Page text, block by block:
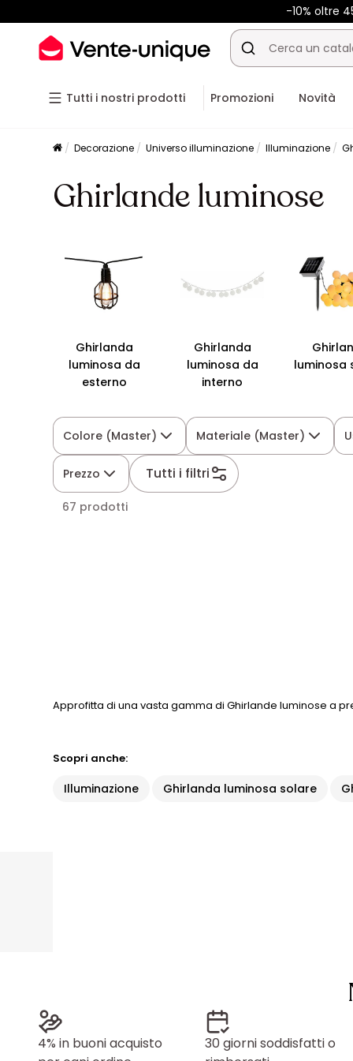
-10% oltre
Tutti i nostri prodotti Promozioni Novità
Decorazione Universo illuminazione Illuminazione
Ghirlande luminose
Ghirlanda
luminosa da
esterno
Ghirlanda
luminosa da
interno
luminosa
Colore (Master) Materiale (Master)
Prezzo Tutti i filtri
67 prodotti
Approfitta di una vasta gamma di Ghirlande luminose a
Scopri anche:
Illuminazione Ghirlanda luminosa solare
4% in buoni acquisto
30 giorni soddisfatti o